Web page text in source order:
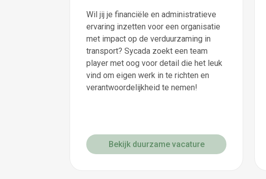
Wil jij je financiële en administratieve
ervaring inzetten voor een organisatie
met impact op de verduurzaming in
transport? Sycada zoekt een team
player met oog voor detail die het leuk
vind om eigen werk in te richten en
verantwoordelijkheid te nemen!
Bekijk duurzame vacature